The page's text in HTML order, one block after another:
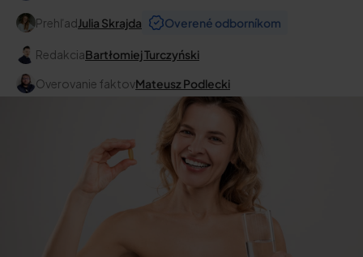
PrehľadJulia Skrajda Overené odborníkom
RedakciaBartłomiej Turczyński
Overovanie faktovMateusz Podlecki